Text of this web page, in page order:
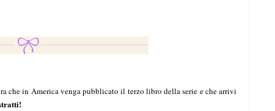
che in America venga pubblicato il terzo libro della serie e che arrivi